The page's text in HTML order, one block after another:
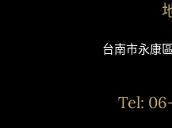
台南市永康
Tel: